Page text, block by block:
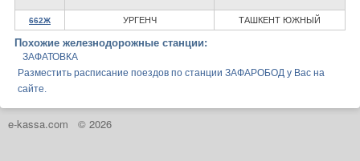
662Ж УРГЕНЧ ТАШКЕНТ ЮЖНЫЙ
Похожие железнодорожные станции:
ЗАФАТОВКА
Разместить расписание поездов по станции ЗАФАРОБОД у Вас на
сайте.
e-kassa.com © 2026